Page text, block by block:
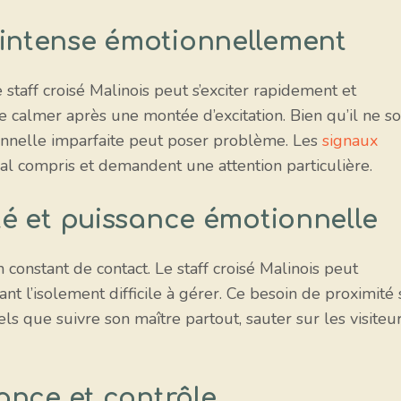
émotionnellement
croisé Malinois peut s’exciter rapidement et
après une montée d’excitation. Bien qu’il ne
imparfaite peut poser problème. Les signaux
compris et demandent une attention particulière.
et puissance émotionnelle
de contact. Le staff croisé Malinois peut
l’isolement difficile à gérer. Ce besoin de proximité
que suivre son maître partout, sauter sur les